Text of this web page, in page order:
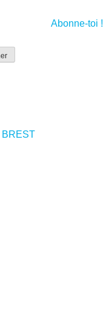
Abonne-toi !
BREST